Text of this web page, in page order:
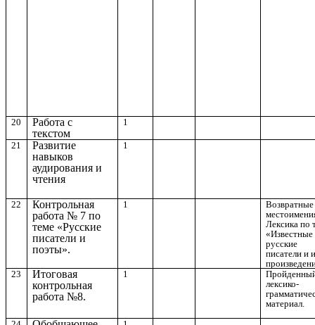
20
Работа с
текстом
1
21
Развитие
навыков
аудирования и
чтения
1
22
Контрольная
работа № 7 по
теме «Русские
писатели и
поэты».
1
Возвратные
Лексика по
«Известные
русские
писатели и
23
Итоговая
контрольная
работа №8.
1
лексико-
материал.